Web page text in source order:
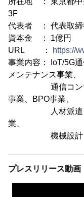
3F
代表者 ： 代表取
資本金 ： 1億円
URL ：
https://
事業内容： IoT/5G
メンテナンス事業、
通信コンサル
事業、BPO事業、
人材派遣・紹
業、
機械設計・
プレスリリース動画